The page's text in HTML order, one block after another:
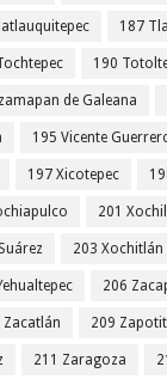
187
190
de Galeana
195 Vicente
197 Xicotepec
201
203
206
Zacatlán 209
211 Zaragoza